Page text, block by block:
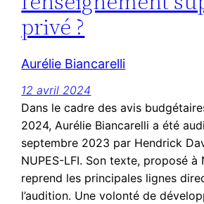
privé ?
Aurélie Biancarelli
12 avril 2024
Dans le cadre des avis
2024, Aurélie Biancarelli a été
septembre 2023 par Hendrick
NUPES-LFI. Son texte, proposé à
reprend les principales lignes
l’audition. Une volonté de